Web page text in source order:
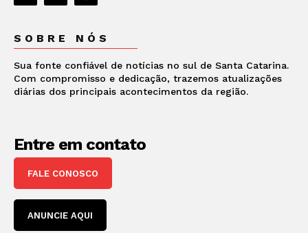
SOBRE NÓS
Sua fonte confiável de notícias no sul de Santa Catarina.
Com compromisso e dedicação, trazemos atualizações
diárias dos principais acontecimentos da região.
Entre em contato
FALE CONOSCO
ANUNCIE AQUI